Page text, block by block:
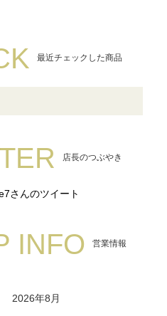
最近チェックした商品
店長のつぶやき
さんのツイート
INFO 営業情報
2026年8月